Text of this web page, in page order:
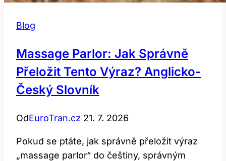
Blog
Massage Parlor: Jak Správně
Přeložit Tento Výraz? Anglicko-
Český Slovník
OdEuroTran.cz 21. 7. 2026
Pokud se ptáte, jak správně přeložit výraz
„massage parlor“ do češtiny, správným